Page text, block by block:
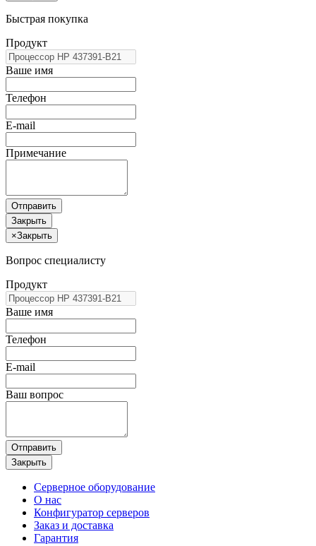
Быстрая покупка
Продукт
Ваше имя
Телефон
E-mail
Примечание
Отправить
Закрыть
×Закрыть
Вопрос специалисту
Продукт
Ваше имя
Телефон
E-mail
Ваш вопрос
Отправить
Закрыть
Серверное оборудование
О нас
Конфигуратор серверов
Заказ и доставка
Гарантия